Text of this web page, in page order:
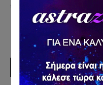
12 Ιουλίου 2026
ΣΥΝΕΡΓΑΤΕΣ